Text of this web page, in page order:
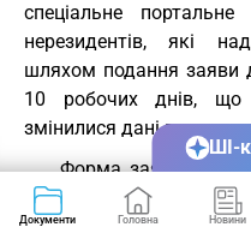
спеціальне
нерезидентів, які
шляхом подання заяви
10 робочих днів,
змінилися дані про
Форма заяви про
як платника
цього пункту, та форма
Документи Головна Новини
ШІ-